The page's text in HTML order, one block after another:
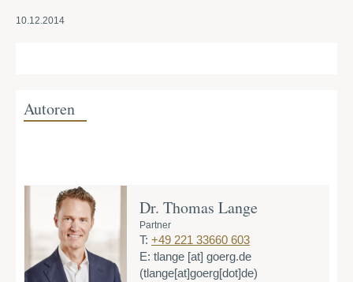
10.12.2014
Autoren
Dr. Thomas Lange
Partner
T: +49 221 33660 603
E: tlange [at] goerg.de
(tlange[at]goerg[dot]de)